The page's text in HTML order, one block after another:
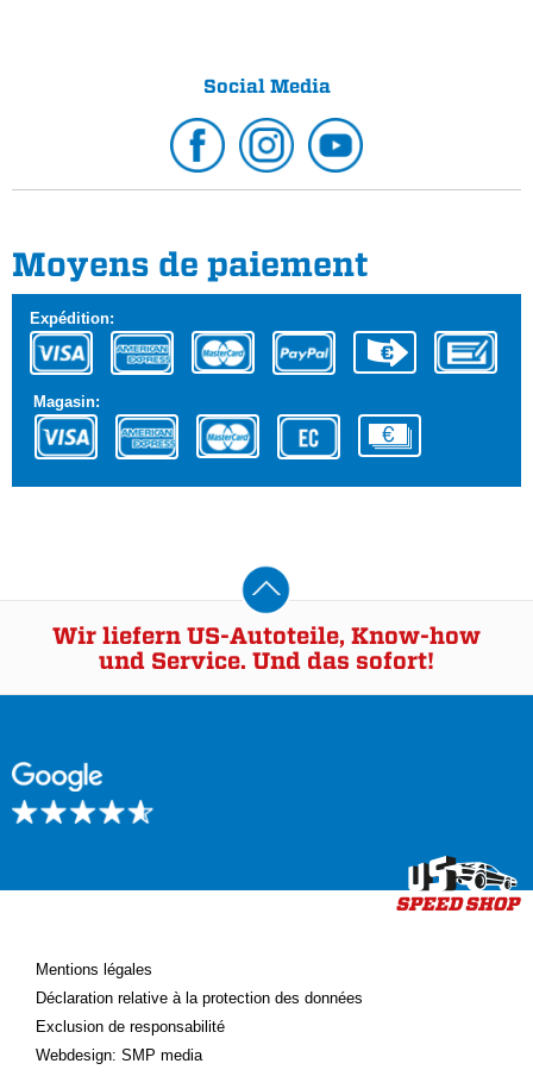
Social Media
Moyens de paiement
Expédition:
Magasin:
Wir liefern US-Autoteile, Know-how
und Service. Und das sofort!
Mentions légales
Déclaration relative à la protection des données
Exclusion de responsabilité
Webdesign: SMP media